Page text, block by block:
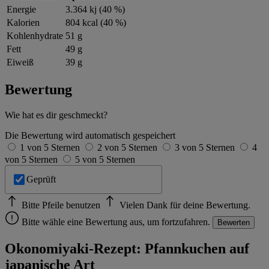
Energie
3.364 kj (40 %)
Kalorien
804 kcal (40 %)
Kohlenhydrate 51 g
Fett
49 g
Eiweiß
39 g
Bewertung
Wie hat es dir geschmeckt?
Die Bewertung wird automatisch gespeichert
1 von 5 Sternen
2 von 5 Sternen 3 von 5 Sternen
4
von 5 Sternen
5 von 5 Sternen
Geprüft
Bitte Pfeile benutzen
Vielen Dank für deine Bewertung.
Bitte wähle eine Bewertung aus, um fortzufahren.
Bewerten
Okonomiyaki-Rezept: Pfannkuchen auf
japanische Art